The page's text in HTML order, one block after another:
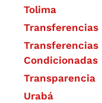
Tolima
Transferencias
Transferencias
Condicionadas
Transparencia
Urabá